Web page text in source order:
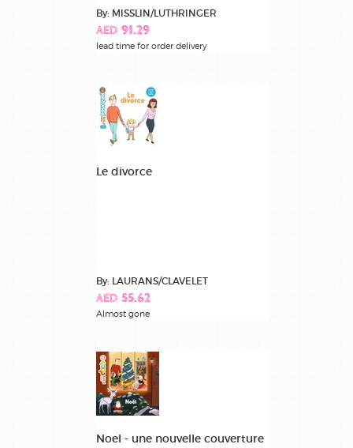
By: MISSLIN/LUTHRINGER
AED 91.29
lead time for order delivery
Le divorce
By: LAURANS/CLAVELET
AED 55.62
Almost gone
Noel - une nouvelle couverture